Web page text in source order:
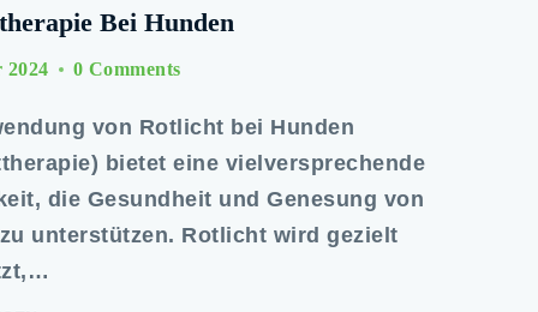
Bei Hunden
2024 0 Comments
von Rotlicht bei Hunden
bietet eine vielversprechende
die Gesundheit und Genesung von
unterstützen. Rotlicht wird gezielt